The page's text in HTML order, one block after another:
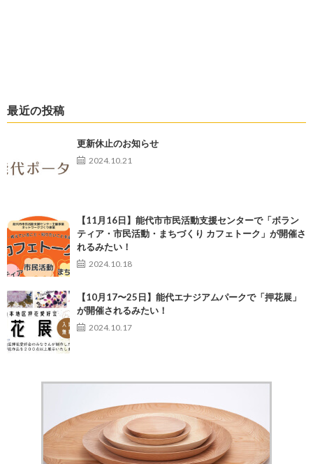
最近の投稿
更新休止のお知らせ
2024.10.21
【11月16日】能代市市民活動支援センターで「ボラン
ティア・市民活動・まちづくり カフェトーク」が開催さ
れるみたい！
2024.10.18
【10月17〜25日】能代エナジアムパークで「押花展」
が開催されるみたい！
2024.10.17